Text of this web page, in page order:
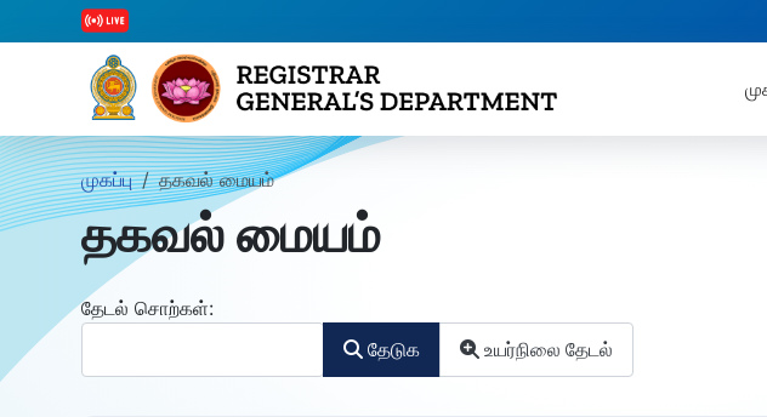
முகப்பு தகவல் மையம்
தகவல் மையம்
தேடல் படிவம்
தேடல் சொற்கள்:
தேடுக உயர்நிலை தேடல்